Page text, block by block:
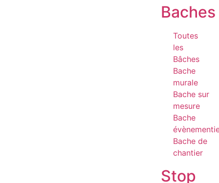
Baches
Toutes
les
Bâches
Bache
murale
Bache sur
mesure
Bache
Bache de
chantier
Stop